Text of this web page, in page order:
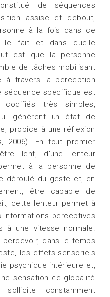
de séquences
assise et debout,
à la fois dans ce
le fait et dans quelle
est que la personne
de tâches mobilisant
à travers la perception
séquence spécifique est
très simples,
génèrent un état de
propice à une réflexion
2006). En tout premier
lent, d'une lenteur
à la personne de
déroulé du geste et, en
être capable de
cette lenteur permet à
informations perceptives
à une vitesse normale.
percevoir, dans le temps
les effets sensoriels
psychique intérieure et,
sensation de globalité
constamment